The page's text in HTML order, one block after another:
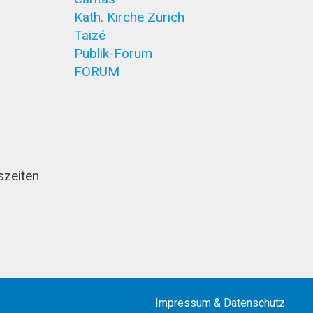
Kath. Kirche Zürich
Taizé
Publik-Forum
FORUM
Impressum & Datenschutz